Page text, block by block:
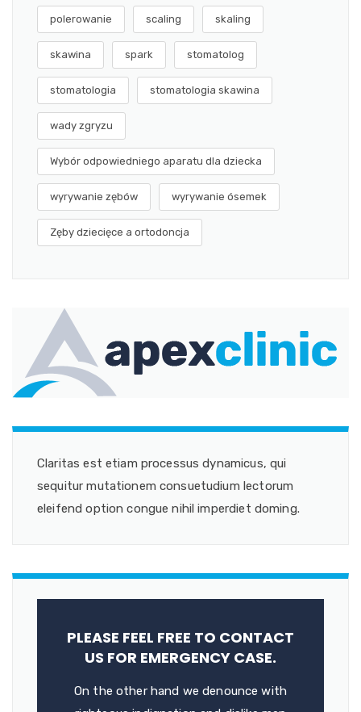
polerowanie scaling skaling
skawina spark stomatolog
stomatologia stomatologia skawina
wady zgryzu
Wybór odpowiedniego aparatu dla dziecka
wyrywanie zębów wyrywanie ósemek
Zęby dziecięce a ortodoncja
Claritas est etiam processus dynamicus, qui
sequitur mutationem consuetudium lectorum
eleifend option congue nihil imperdiet doming.
PLEASE FEEL FREE TO CONTACT
US FOR EMERGENCY CASE.
On the other hand we denounce with